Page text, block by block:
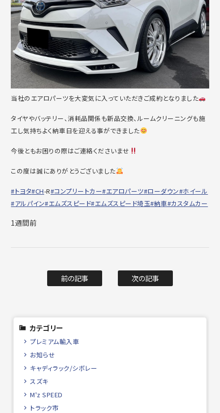
当社のエアロパーツを大変気に入っていただきご成約となりました
タイヤやバッテリー、消耗品関係も新品交換、ルームクリーニングも施
工し気持ちよく納車日を迎える事ができました
今後ともお困りの際はご連絡くださいませ
この度は誠にありがとうございました
#トヨタ#CH-R#コンプリートカー#エアロパーツ#ローダウン#ホイール
#アルパイン#エムズスピード#エムズスピード埼玉#納車#カスタムカー
1週間前
前の記事 次の記事
カテゴリー
プレミアム輸入車
お知らせ
キャディラック/シボレー
スズキ
M'z SPEED
トラック市